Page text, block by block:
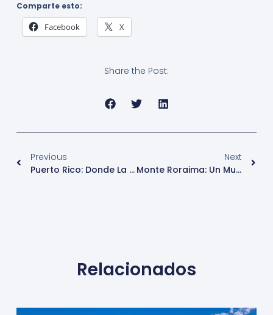
Comparte esto:
Facebook X
Share the Post:
Previous
Puerto Rico: Donde La Historia Se Encuentra Con La Belleza Tropical
Next
Monte Roraima: Un Mundo Perdido En La Nubes
Relacionados